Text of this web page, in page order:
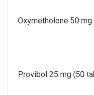
Oxymetholone 50
Provibol 25 mg (50